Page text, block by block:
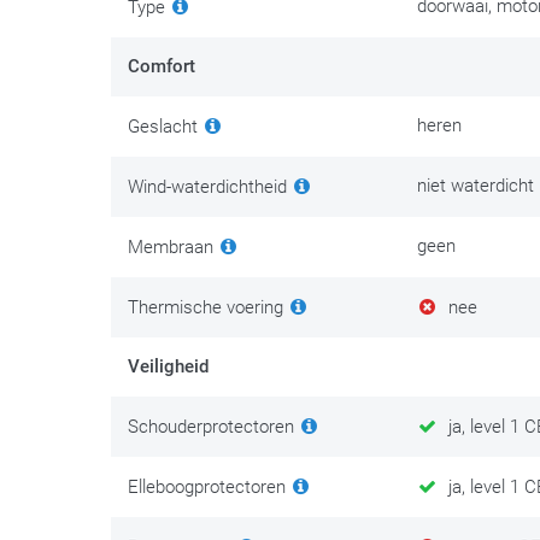
Er is onderhoudskleding en dan is er
Type doorwaai,
Comfort
Geslacht heren
Wind-waterdichtheid niet waterdicht
Membraan geen
Thermische voering nee
Veiligheid
Schouderprotectoren ja, level 1
Elleboogprotectoren ja, level 1